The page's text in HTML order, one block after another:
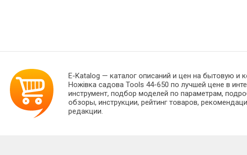
E-Katalog — каталог описаний и цен на бытовую и
Ножівка садова Tools 44-650 по лучшей цене в
инструмент, подбор моделей по параметрам,
обзоры, инструкции, рейтинг товаров,
редакции.